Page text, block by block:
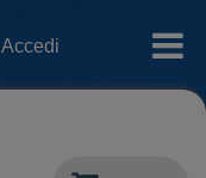
Accedi categorie